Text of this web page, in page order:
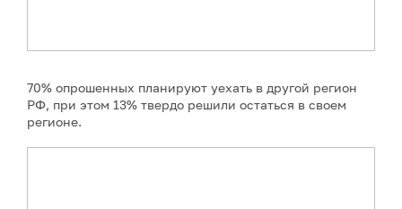
70% опрошенных планируют уехать в другой регион
РФ, при этом 13% твердо решили остаться в своем
регионе.